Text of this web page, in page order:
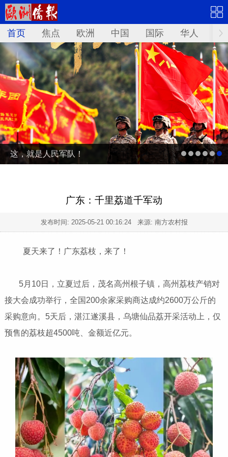
首页 焦点 欧洲 中国 国际 华人 文
这，就是人民军队！
广东：千里荔道千军动
发布时间: 2025-05-21 00:16:24来源: 南方农村报
夏天来了！广东荔枝，来了！
5月10日，立夏过后，茂名高州根子镇，高州荔枝产销对
接大会成功举行，全国200余家采购商达成约2600万公斤的
采购意向。5天后，湛江遂溪县，乌塘仙品荔开采活动上，仅
预售的荔枝超4500吨、金额近亿元。